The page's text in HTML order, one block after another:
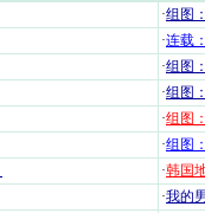
·组图
·连载
·组图
·组图
·组图
·组图
·韩国
·我的